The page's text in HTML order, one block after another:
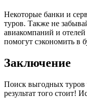
Некоторые банки и
туров. Также не
авиакомпаний и
помогут сэкономить в
Заключение
Поиск выгодных туров
результат того стоит!